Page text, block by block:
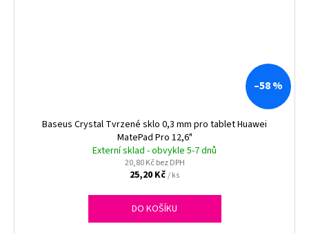
–58 %
Baseus Crystal Tvrzené sklo 0,3 mm pro tablet Huawei
MatePad Pro 12,6"
Externí sklad - obvykle 5-7 dnů
20,80 Kč bez DPH
25,20 Kč/ ks
DO KOŠÍKU